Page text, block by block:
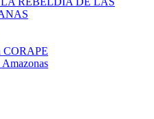
CORAPE